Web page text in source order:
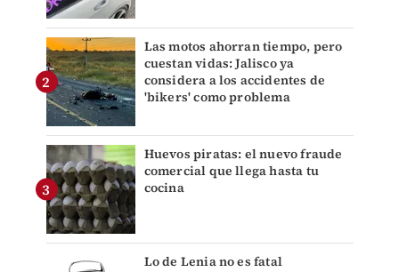
Las motos ahorran tiempo, pero
cuestan vidas: Jalisco ya
considera a los accidentes de
'bikers' como problema
Huevos piratas: el nuevo fraude
comercial que llega hasta tu
cocina
Lo de Lenia no es fatal